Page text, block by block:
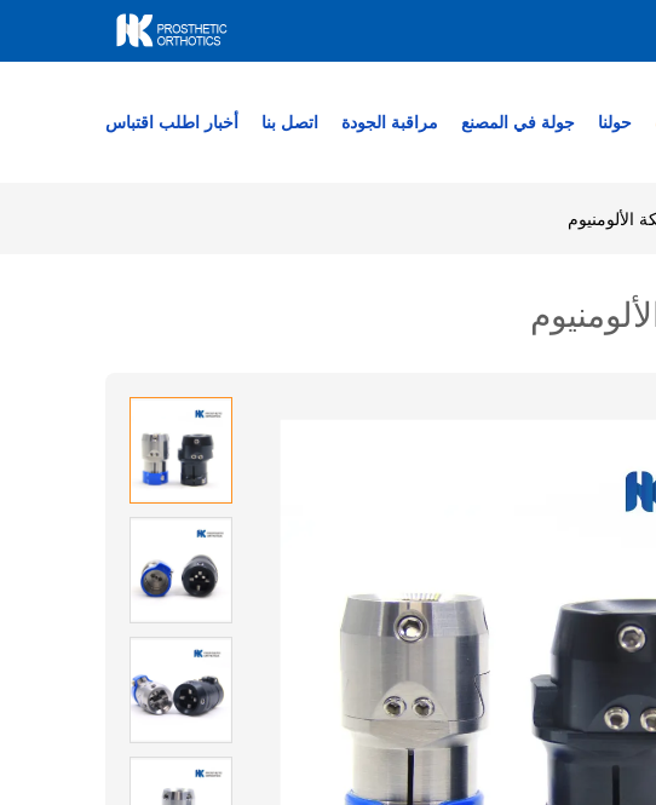
حولنا جولة في المصنع مراقبة الجودة اتصل بنا أخبار اطلب اقتباس
الألومنيوم